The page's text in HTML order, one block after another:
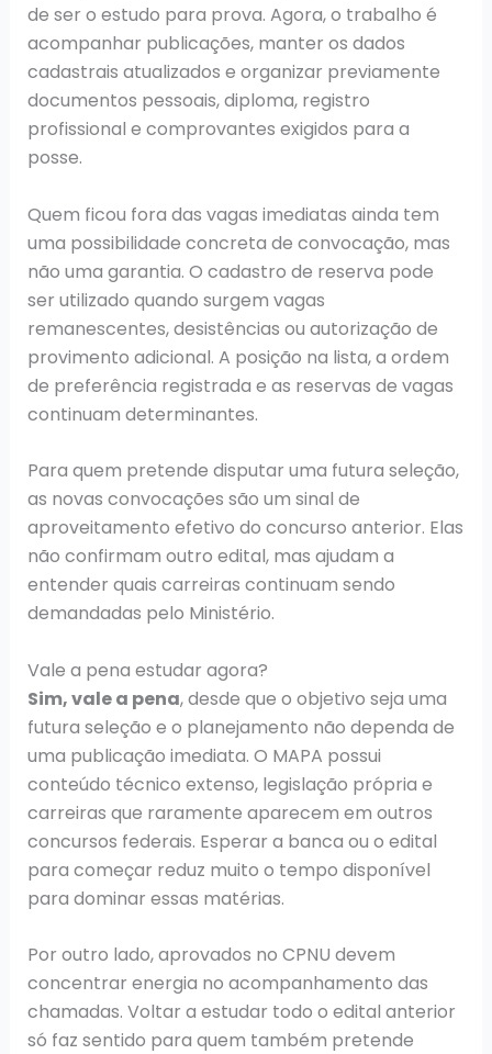
de ser o estudo para prova. Agora, o trabalho é
acompanhar publicações, manter os dados
cadastrais atualizados e organizar previamente
documentos pessoais, diploma, registro
profissional e comprovantes exigidos para a
posse.
Quem ficou fora das vagas imediatas ainda tem
uma possibilidade concreta de convocação, mas
não uma garantia. O cadastro de reserva pode
ser utilizado quando surgem vagas
remanescentes, desistências ou autorização de
provimento adicional. A posição na lista, a ordem
de preferência registrada e as reservas de vagas
continuam determinantes.
Para quem pretende disputar uma futura seleção,
as novas convocações são um sinal de
aproveitamento efetivo do concurso anterior. Elas
não confirmam outro edital, mas ajudam a
entender quais carreiras continuam sendo
demandadas pelo Ministério.
Vale a pena estudar agora?
Sim, vale a pena, desde que o objetivo seja uma
futura seleção e o planejamento não dependa de
uma publicação imediata. O MAPA possui
conteúdo técnico extenso, legislação própria e
carreiras que raramente aparecem em outros
concursos federais. Esperar a banca ou o edital
para começar reduz muito o tempo disponível
para dominar essas matérias.
Por outro lado, aprovados no CPNU devem
concentrar energia no acompanhamento das
chamadas. Voltar a estudar todo o edital anterior
só faz sentido para quem também pretende